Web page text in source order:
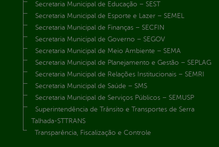
Secretaria Municipal de Educação – SEST
Secretaria Municipal de Esporte e Lazer – SEMEL
Secretaria Municipal de Finanças – SECFIN
Secretaria Municipal de Governo – SEGOV
Secretaria Municipal de Meio Ambiente – SEMA
Secretaria Municipal de Planejamento e Gestão – SEPLAG
Secretaria Municipal de Relações Institucionais – SEMRI
Secretaria Municipal de Saúde – SMS
Secretaria Municipal de Serviços Públicos – SEMUSP
Superintendência de Trânsito e Transportes de Serra
Talhada-STTRANS
Transparência, Fiscalização e Controle